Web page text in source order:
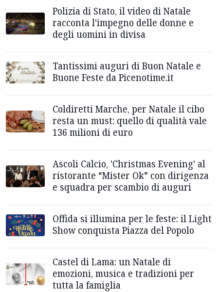
Polizia di Stato, il video di Natale
racconta l'impegno delle donne e
degli uomini in divisa
Tantissimi auguri di Buon Natale e
Buone Feste da Picenotime.it
Coldiretti Marche, per Natale il cibo
resta un must: quello di qualità vale
136 milioni di euro
Ascoli Calcio, 'Christmas Evening' al
ristorante “Mister Ok” con dirigenza
e squadra per scambio di auguri
Offida si illumina per le feste: il Light
Show conquista Piazza del Popolo
Castel di Lama: un Natale di
emozioni, musica e tradizioni per
tutta la famiglia